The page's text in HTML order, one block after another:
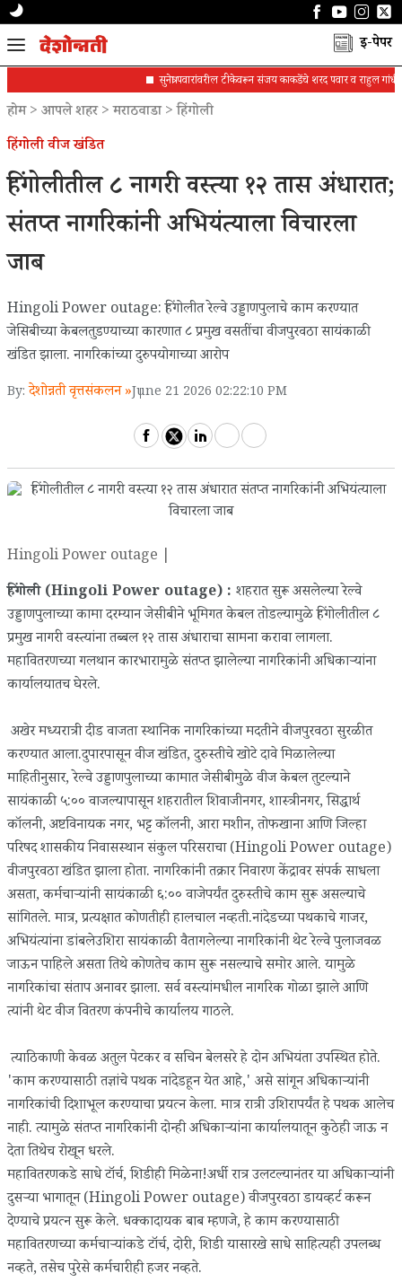
ई-पेपर
सुनेत्रा पवारांवरील टीकेवरून संजय काकडेंचे शरद पवार व राहुल गांधींना
होम> आपले शहर>मराठवाडा>हिंगोली
हिंगोली वीज खंडित
हिंगोलीतील ८ नागरी वस्त्या १२ तास अंधारात;
संतप्त नागरिकांनी अभियंत्याला विचारला
जाब
Hingoli Power outage: हिंगोलीत रेल्वे उड्डाणपुलाचे काम करण्यात
जेसिबीच्या केबलतुडण्याच्या कारणात ८ प्रमुख वसतींचा वीजपुरवठा सायंकाळी
खंडित झाला. नागरिकांच्या दुरुपयोगाच्या आरोप
By: देशोन्नती वृत्तसंकलन »June 21 2026 02:22:10 PM
Hingoli Power outage |
हिंगोली (Hingoli Power outage) : शहरात सुरू असलेल्या रेल्वे
उड्डाणपुलाच्या कामा दरम्यान जेसीबीने भूमिगत केबल तोडल्यामुळे हिंगोलीतील ८
प्रमुख नागरी वस्त्यांना तब्बल १२ तास अंधाराचा सामना करावा लागला.
महावितरणच्या गलथान कारभारामुळे संतप्त झालेल्या नागरिकांनी अधिकार्‍यांना
कार्यालयातच घेरले.
अखेर मध्यरात्री दीड वाजता स्थानिक नागरिकांच्या मदतीने वीजपुरवठा सुरळीत
करण्यात आला.दुपारपासून वीज खंडित, दुरुस्तीचे खोटे दावे मिळालेल्या
माहितीनुसार, रेल्वे उड्डाणपुलाच्या कामात जेसीबीमुळे वीज केबल तुटल्याने
सायंकाळी ५:०० वाजल्यापासून शहरातील शिवाजीनगर, शास्त्रीनगर, सिद्धार्थ
कॉलनी, अष्टविनायक नगर, भट्ट कॉलनी, आरा मशीन, तोफखाना आणि जिल्हा
परिषद शासकीय निवासस्थान संकुल परिसराचा (Hingoli Power outage)
वीजपुरवठा खंडित झाला होता. नागरिकांनी तक्रार निवारण केंद्रावर संपर्क साधला
असता, कर्मचार्‍यांनी सायंकाळी ६:०० वाजेपर्यंत दुरुस्तीचे काम सुरू असल्याचे
सांगितले. मात्र, प्रत्यक्षात कोणतीही हालचाल नव्हती.नांदेडच्या पथकाचे गाजर,
अभियंत्यांना डांबलेउशिरा सायंकाळी वैतागलेल्या नागरिकांनी थेट रेल्वे पुलाजवळ
जाऊन पाहिले असता तिथे कोणतेच काम सुरू नसल्याचे समोर आले. यामुळे
नागरिकांचा संताप अनावर झाला. सर्व वस्त्यांमधील नागरिक गोळा झाले आणि
त्यांनी थेट वीज वितरण कंपनीचे कार्यालय गाठले.
त्याठिकाणी केवळ अतुल पेटकर व सचिन बेलसरे हे दोन अभियंता उपस्थित होते.
'काम करण्यासाठी तज्ञांचे पथक नांदेडहून येत आहे,' असे सांगून अधिकार्‍यांनी
नागरिकांची दिशाभूल करण्याचा प्रयत्न केला. मात्र रात्री उशिरापर्यंत हे पथक आलेच
नाही. त्यामुळे संतप्त नागरिकांनी दोन्ही अधिकार्‍यांना कार्यालयातून कुठेही जाऊ न
देता तिथेच रोखून धरले.
महावितरणकडे साधे टॉर्च, शिडीही मिळेना!अर्धी रात्र उलटल्यानंतर या अधिकार्‍यांनी
दुसर्‍या भागातून (Hingoli Power outage) वीजपुरवठा डायव्हर्ट करून
देण्याचे प्रयत्न सुरू केले. धक्कादायक बाब म्हणजे, हे काम करण्यासाठी
महावितरणच्या कर्मचार्‍यांकडे टॉर्च, दोरी, शिडी यासारखे साधे साहित्यही उपलब्ध
नव्हते, तसेच पुरेसे कर्मचारीही हजर नव्हते.